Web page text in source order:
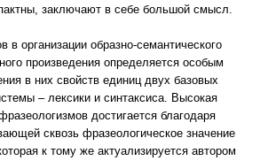
заключают в себе большой смысл.
в организации образно-семантического
произведения определяется особым
в них свойств единиц двух базовых
– лексики и синтаксиса. Высокая
достигается благодаря
сквозь фразеологическое значение
к тому же актуализируется автором